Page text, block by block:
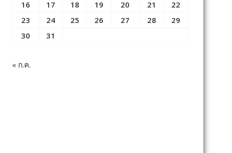
16
17 18 19 20 21
22
23
24 25 26 27 28
29
30
31
« ก.ค.